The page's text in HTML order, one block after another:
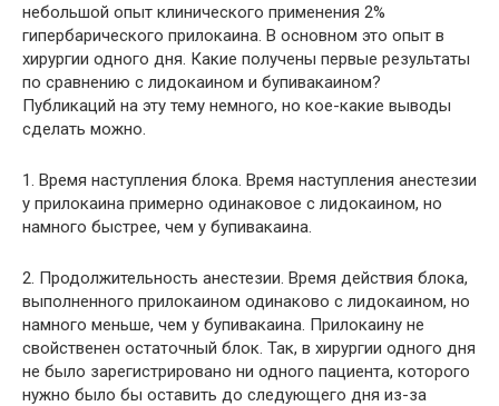
небольшой опыт клинического применения 2%
гипербарического прилокаина. В основном это опыт в
хирургии одного дня. Какие получены первые результаты
по сравнению с лидокаином и бупивакаином?
Публикаций на эту тему немного, но кое-какие выводы
сделать можно.
1. Время наступления блока. Время наступления анестезии
у прилокаина примерно одинаковое с лидокаином, но
намного быстрее, чем у бупивакаина.
2. Продолжительность анестезии. Время действия блока,
выполненного прилокаином одинаково с лидокаином, но
намного меньше, чем у бупивакаина. Прилокаину не
свойственен остаточный блок. Так, в хирургии одного дня
не было зарегистрировано ни одного пациента, которого
нужно было бы оставить до следующего дня из-за